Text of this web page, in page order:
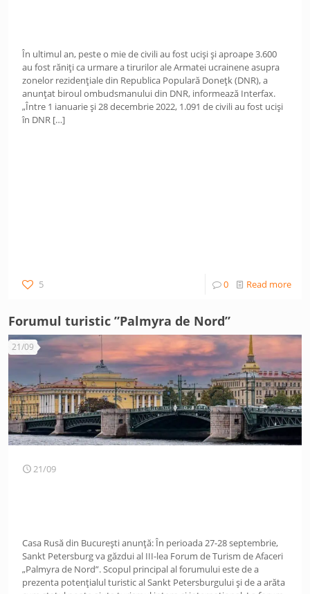
În ultimul an, peste o mie de civili au fost uciși și aproape 3.600
au fost răniți ca urmare a tirurilor ale Armatei ucrainene asupra
zonelor rezidențiale din Republica Populară Donețk (DNR), a
anunțat biroul ombudsmanului din DNR, informează Interfax.
„Între 1 ianuarie și 28 decembrie 2022, 1.091 de civili au fost uciși
în DNR […]
5 0 Read more
Forumul turistic ”Palmyra de Nord”
21/09
21/09
Casa Rusă din București anunță: În perioada 27-28 septembrie,
Sankt Petersburg va găzdui al III-lea Forum de Turism de Afaceri
„Palmyra de Nord”. Scopul principal al forumului este de a
prezenta potențialul turistic al Sankt Petersburgului și de a arăta